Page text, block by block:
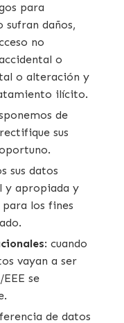
para
sufran daños,
no
o
o alteración y
ilícito.
de
sus
sus datos
y apropiada y
los fines
: cuando
vayan a ser
se
de datos